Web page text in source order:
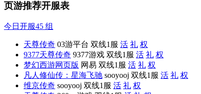
页游推荐开服表
今日开服45 组
天尊传奇 03游平台 双线1服 活 礼 权
9377天尊传奇 9377游戏 双线1服 活 礼 权
梦幻西游网页版 网易 双线1服 活 礼 权
凡人修仙传：星海飞驰 sooyooj 双线1服 活 礼 权
维京传奇 sooyooj 双线1服 活 礼 权